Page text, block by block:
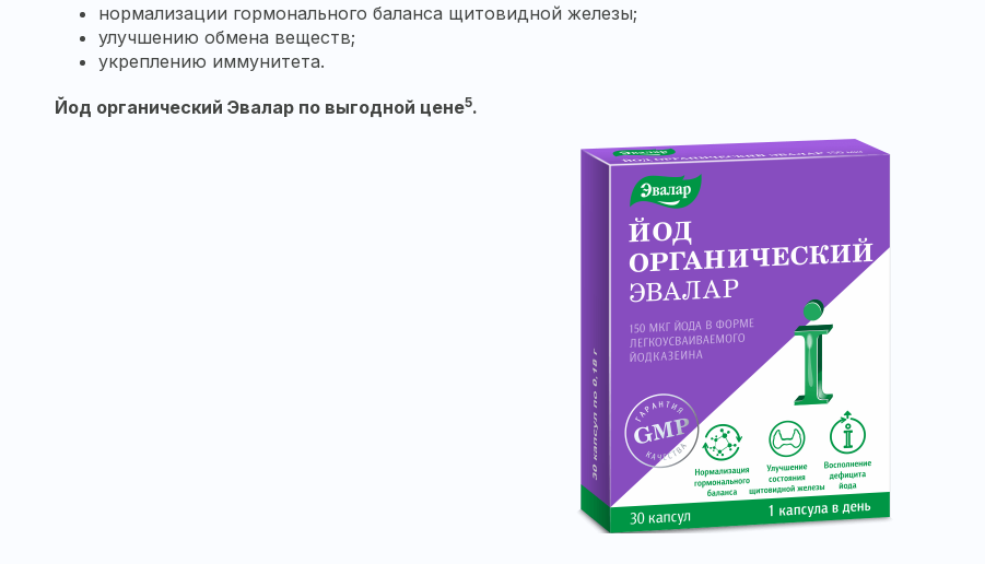
нормализации гормонального баланса щитовидной железы;
улучшению обмена веществ;
укреплению иммунитета.
Йод органический Эвалар по выгодной цене5.